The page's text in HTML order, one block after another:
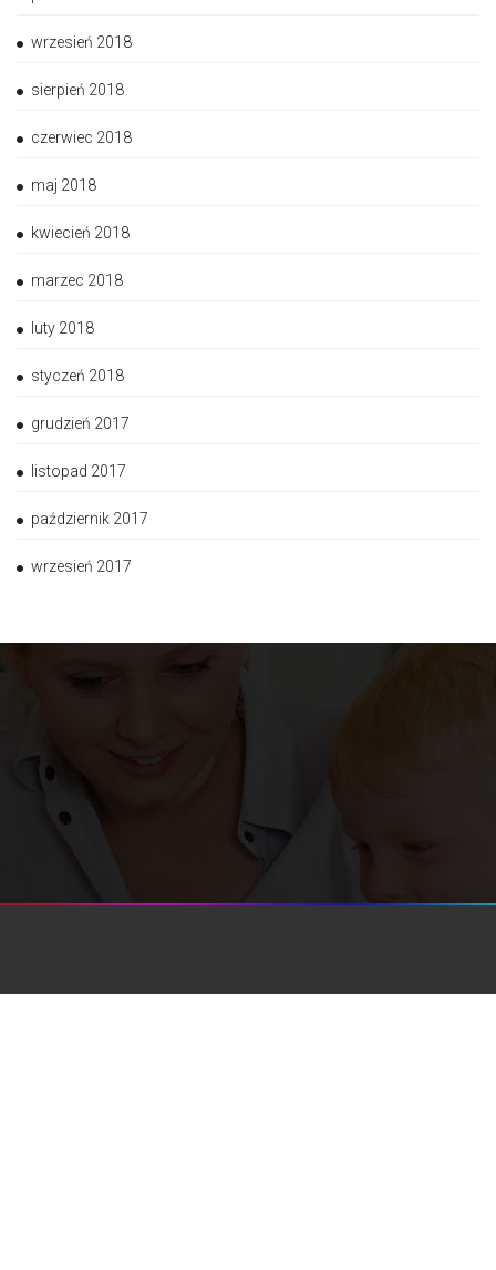
wrzesień 2018
sierpień 2018
czerwiec 2018
maj 2018
kwiecień 2018
marzec 2018
luty 2018
styczeń 2018
grudzień 2017
listopad 2017
październik 2017
wrzesień 2017